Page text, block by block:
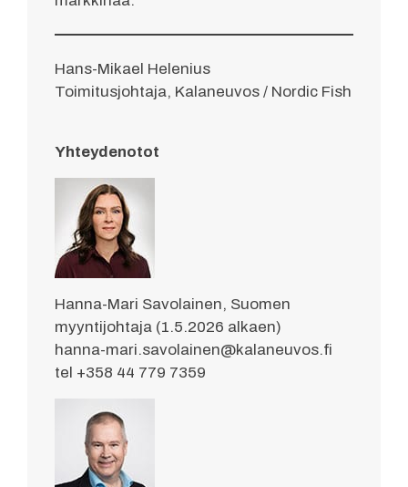
Hans-Mikael Helenius
Toimitusjohtaja, Kalaneuvos / Nordic Fish
Yhteydenotot
Hanna-Mari Savolainen, Suomen
myyntijohtaja (1.5.2026 alkaen)
hanna-mari.savolainen@kalaneuvos.fi
tel +358 44 779 7359